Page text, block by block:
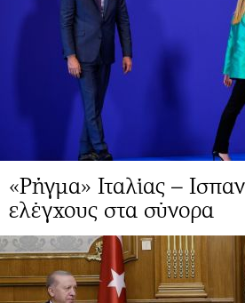
«Ρήγμα» Ιταλίας –
ελέγχους στα σύνορα